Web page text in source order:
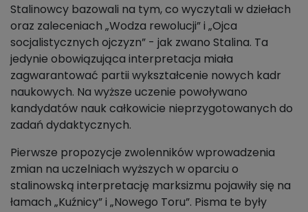
Stalinowcy bazowali na tym, co wyczytali w dziełach
oraz zaleceniach „Wodza rewolucji” i „Ojca
socjalistycznych ojczyzn” - jak zwano Stalina. Ta
jedynie obowiązująca interpretacja miała
zagwarantować partii wykształcenie nowych kadr
naukowych. Na wyższe uczenie powoływano
kandydatów nauk całkowicie nieprzygotowanych do
zadań dydaktycznych.
Pierwsze propozycje zwolenników wprowadzenia
zmian na uczelniach wyższych w oparciu o
stalinowską interpretację marksizmu pojawiły się na
łamach „Kuźnicy” i „Nowego Toru”. Pisma te były